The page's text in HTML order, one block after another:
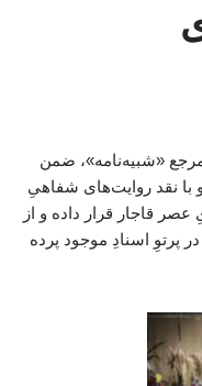
«شبیه‌نامه»، ضمن
با نقد روایت‌های شفاهیِ
عصر قاجار قرار داده و از
پرتوِ اسنادِ موجود پرده